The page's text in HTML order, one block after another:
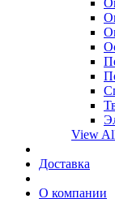
View
Доставка
О компании